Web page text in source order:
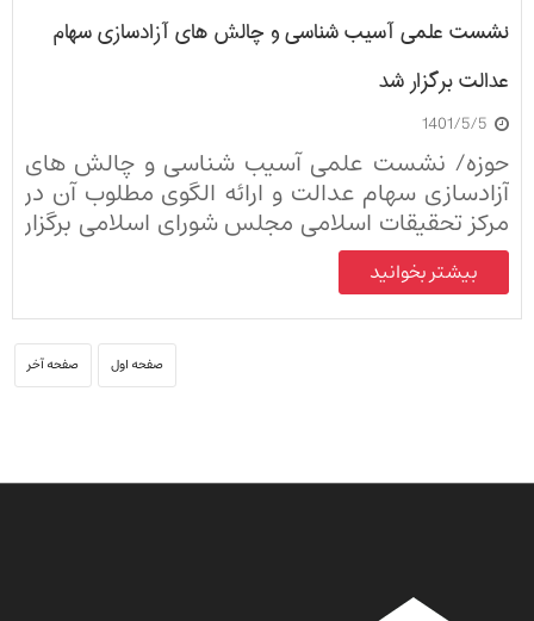
انجام برساند.
نشست علمی آسیب شناسی و چالش های آزادسازی سهام
عدالت برگزار شد
1401/5/5
حوزه/ نشست علمی آسیب شناسی و چالش های
آزادسازی سهام عدالت و ارائه الگوی مطلوب آن در
مرکز تحقیقات اسلامی مجلس شورای اسلامی برگزار
شد.بیشتر بخوانید
صفحه اول صفحه آخر